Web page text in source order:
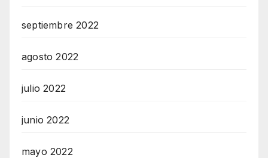
septiembre 2022
agosto 2022
julio 2022
junio 2022
mayo 2022